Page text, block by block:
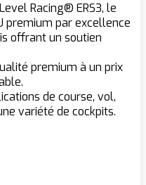
Racing® ERS3, le
premium par excellence
offrant un soutien
premium à un prix
de course, vol,
variété de cockpits.